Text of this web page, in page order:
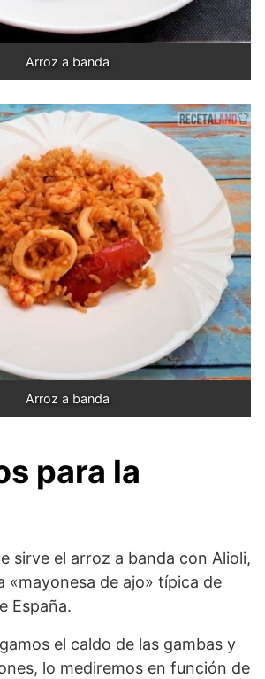
Arroz a banda
Arroz a banda
para la
sirve el arroz a banda con Alioli,
«mayonesa de ajo» típica de
España.
el caldo de las gambas y
lo mediremos en función de